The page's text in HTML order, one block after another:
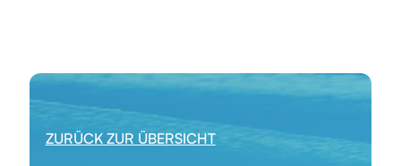
ZURÜCK ZUR ÜBERSICHT